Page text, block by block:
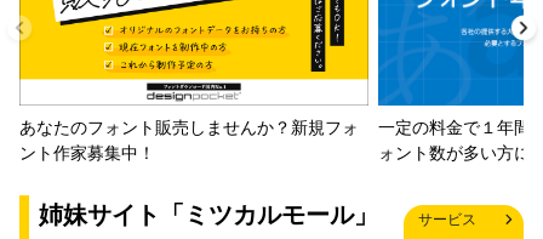
あなたのフォント販売しませんか？新規フォ
ント作家募集中！
一定の料金で１年間
ォント数が多い方に
姉妹サイト「ミツカルモール」
サービス